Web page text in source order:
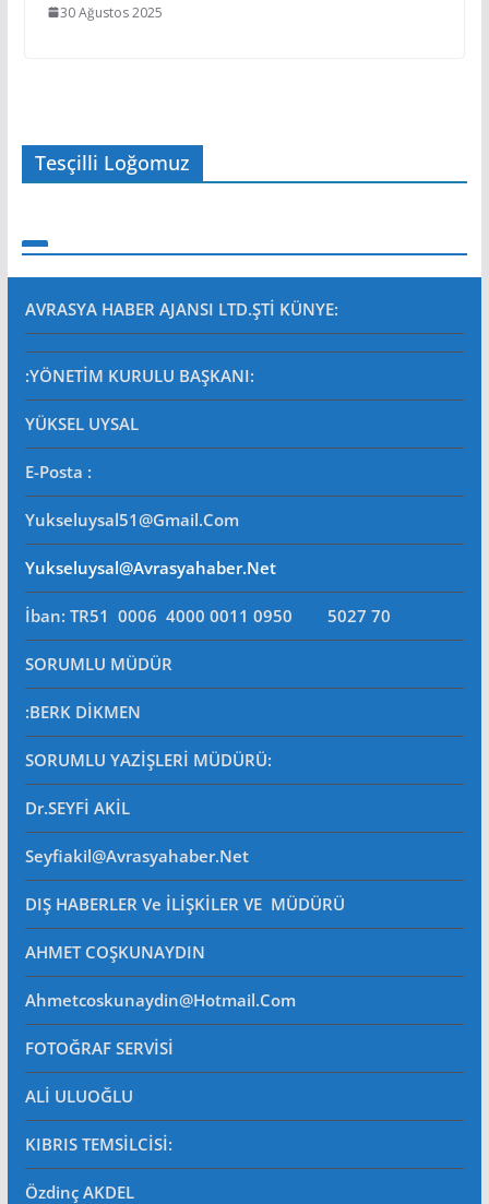
30 Ağustos 2025
Tesçilli Loğomuz
AVRASYA HABER AJANSI LTD.ŞTİ KÜNYE:
:YÖNETİM KURULU BAŞKANI:
YÜKSEL UYSAL
E-Posta :
Yukseluysal51@gmail.com
Yukseluysal@avrasyahaber.net
İban: TR51 0006 4000 0011 0950 5027 70
SORUMLU MÜDÜR
:BERK DİKMEN
SORUMLU YAZİŞLERİ MÜDÜRÜ:
Dr.SEYFİ AKİL
Seyfiakil@avrasyahaber.net
DIŞ HABERLER Ve İLİŞKİLER VE MÜDÜRÜ
AHMET COŞKUNAYDIN
Ahmetcoskunaydin@hotmail.com
FOTOĞRAF SERVİSİ
ALİ ULUOĞLU
KIBRIS TEMSİLCİSİ:
Özdinç AKDEL